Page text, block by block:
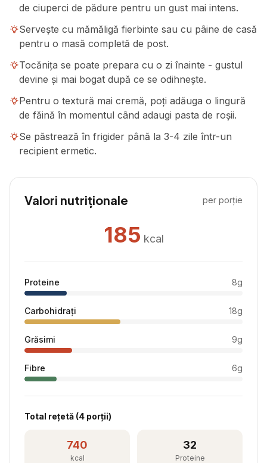
de ciuperci de pădure pentru un gust mai intens.
Servește cu mămăligă fierbinte sau cu pâine de casă
pentru o masă completă de post.
Tocănița se poate prepara cu o zi înainte - gustul
devine și mai bogat după ce se odihnește.
Pentru o textură mai cremă, poți adăuga o lingură
de făină în momentul când adaugi pasta de roșii.
Se păstrează în frigider până la 3-4 zile într-un
recipient ermetic.
Valori nutriționale per porție
185 kcal
Proteine 8g
Carbohidrați 18g
Grăsimi 9g
Fibre 6g
Total rețetă (4 porții)
740
kcal
32
Proteine